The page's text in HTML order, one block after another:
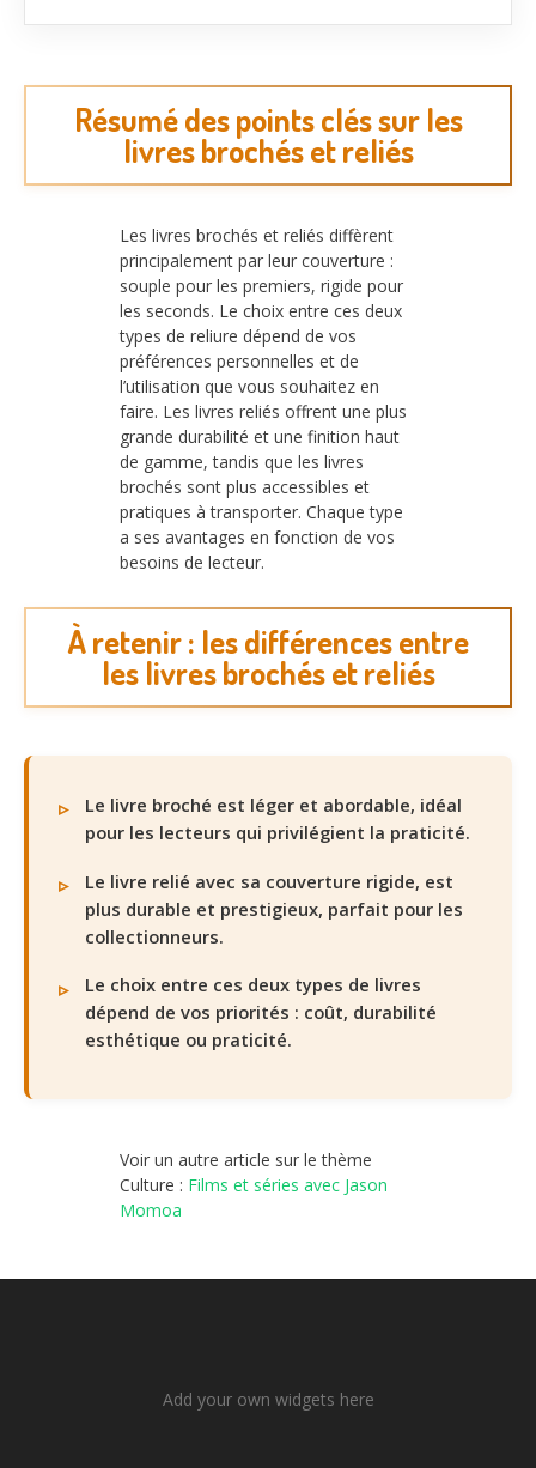
Résumé des points clés sur les
livres brochés et reliés
Les livres brochés et reliés diffèrent
principalement par leur couverture :
souple pour les premiers, rigide pour
les seconds. Le choix entre ces deux
types de reliure dépend de vos
préférences personnelles et de
l’utilisation que vous souhaitez en
faire. Les livres reliés offrent une plus
grande durabilité et une finition haut
de gamme, tandis que les livres
brochés sont plus accessibles et
pratiques à transporter. Chaque type
a ses avantages en fonction de vos
besoins de lecteur.
À retenir : les différences entre
les livres brochés et reliés
Le livre broché est léger et abordable, idéal
pour les lecteurs qui privilégient la praticité.
Le livre relié avec sa couverture rigide, est
plus durable et prestigieux, parfait pour les
collectionneurs.
Le choix entre ces deux types de livres
dépend de vos priorités : coût, durabilité
esthétique ou praticité.
Voir un autre article sur le thème
Culture : Films et séries avec Jason
Momoa
Add your own widgets here